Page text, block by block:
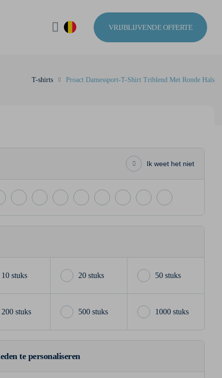
VRIJBLIJVENDE OFFERTE
T-shirts Proact Damessport-T-Shirt Triblend Met Ronde Hals
Ik weet het niet
10 stuks 20 stuks 50 stuks
200 stuks 500 stuks 1000 stuks
te personaliseren